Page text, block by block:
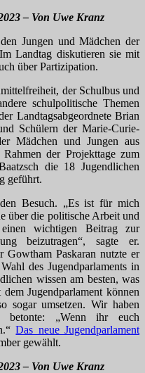
– Von Uwe Kranz
Jungen und Mädchen der
Landtag diskutieren sie mit
über Partizipation.
der Schulbus und
schulpolitische Themen
Landtagsabgeordnete Brian
Schülern der Marie-Curie-
Mädchen und Jungen aus
der Projekttage zum
die 18 Jugendlichen
geführt.
Besuch. „Es ist für mich
über die politische Arbeit und
wichtigen Beitrag zur
beizutragen“, sagte er.
Gowtham Paskaran nutzte er
des Jugendparlaments in
wissen am besten, was
Jugendparlament können
sogar umsetzen. Wir haben
betonte: „Wenn ihr euch
Das neue Jugendparlament
gewählt.
– Von Uwe Kranz